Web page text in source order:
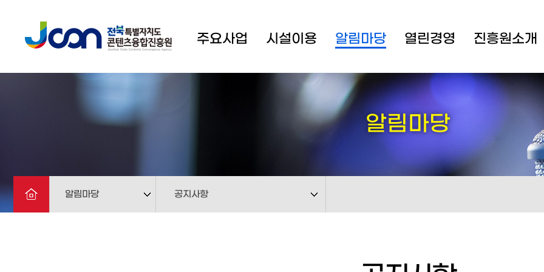
주요사업 시설이용 알림마당 열린경영 진흥원소개
알림마당
알림마당 공지사항